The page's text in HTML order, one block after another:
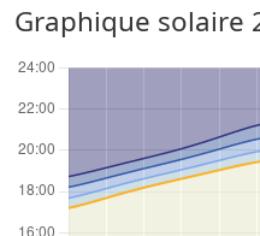
Graphique solaire